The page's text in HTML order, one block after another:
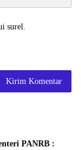
surel.
PANRB :